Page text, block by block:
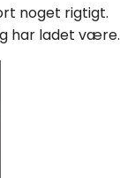
noget rigtigt.
har ladet være.